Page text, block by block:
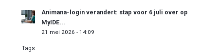
Animana-login verandert: stap voor 6 juli over op
MyIDE...
21 mei 2026 - 14:09
Tags